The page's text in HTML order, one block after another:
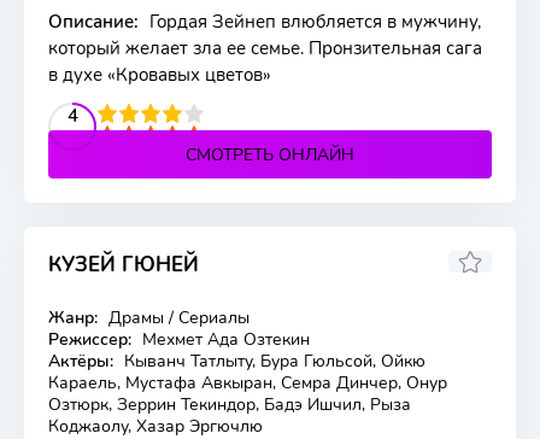
Описание: Гордая Зейнеп влюбляется в мужчину,
который желает зла ее семье. Пронзительная сага
в духе «Кровавых цветов»
4
4 5
СМОТРЕТЬ ОНЛАЙН
КУЗЕЙ ГЮНЕЙ
80 серия
Жанр: Драмы / Сериалы
Режиссер: Мехмет Ада Озтекин
Актёры: Кыванч Татлыту, Бура Гюльсой, Ойкю
Караель, Мустафа Авкыран, Семра Динчер, Онур
Озтюрк, Зеррин Текиндор, Бадэ Ишчил, Рыза
Коджаолу, Хазар Эргючлю